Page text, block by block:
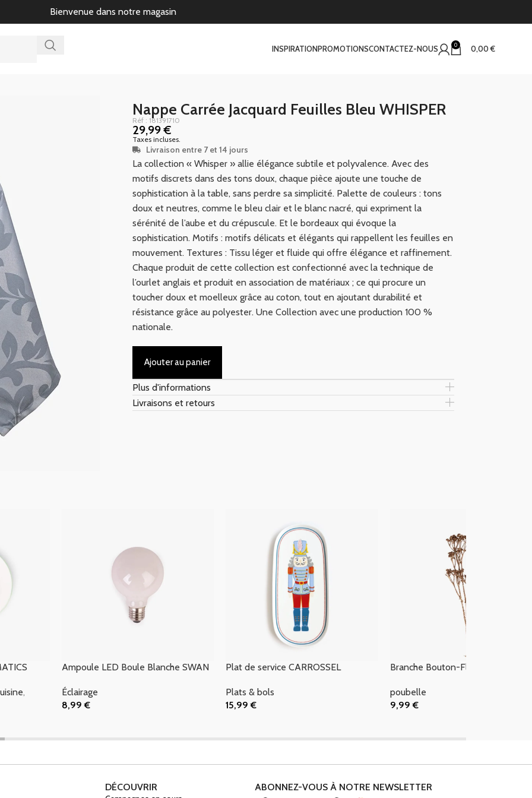
Bienvenue dans notre magasin
INSPIRATIONPROMOTIONSCONTACTEZ-NOUS 0 0,00€
Nappe Carrée Jacquard Feuilles Bleu WHISPER
Réf : 181391710
29,99€
Taxes incluses.
Livraison entre 7 et 14 jours
La collection « Whisper » allie élégance subtile et polyvalence. Avec des
motifs discrets dans des tons doux, chaque pièce ajoute une touche de
sophistication à la table, sans perdre sa simplicité. Palette de couleurs : tons
doux et neutres, comme le bleu clair et le blanc nacré, qui expriment la
sérénité de l’aube et du crépuscule. Et le bordeaux qui évoque la
sophistication. Motifs : motifs délicats et élégants qui rappellent les feuilles en
mouvement. Textures : Tissu léger et fluide qui offre élégance et raffinement.
Chaque produit de cette collection est confectionné avec la technique de
l’ourlet anglais et produit en association de matériaux ; ce qui procure un
toucher doux et moelleux grâce au coton, tout en ajoutant durabilité et
résistance grâce au polyester. Une Collection avec une production 100 %
nationale.
Ajouter au panier
Plus d'informations
Livraisons et retours
,
Ampoule LED Boule Blanche SWAN
Éclairage
8,99€
Plat de service CARROSSEL
Plats & bols
15,99€
Branche Bouton-Fleur Dr 76cm
poubelle
9,99€
DÉCOUVRIR ABONNEZ-VOUS À NOTRE NEWSLETTER